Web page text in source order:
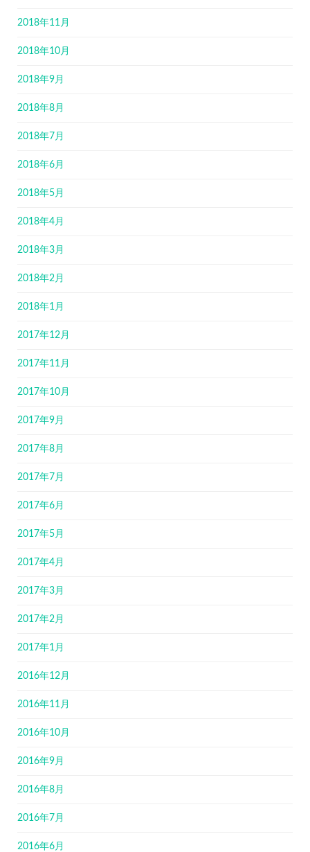
2018年11月
2018年10月
2018年9月
2018年8月
2018年7月
2018年6月
2018年5月
2018年4月
2018年3月
2018年2月
2018年1月
2017年12月
2017年11月
2017年10月
2017年9月
2017年8月
2017年7月
2017年6月
2017年5月
2017年4月
2017年3月
2017年2月
2017年1月
2016年12月
2016年11月
2016年10月
2016年9月
2016年8月
2016年7月
2016年6月